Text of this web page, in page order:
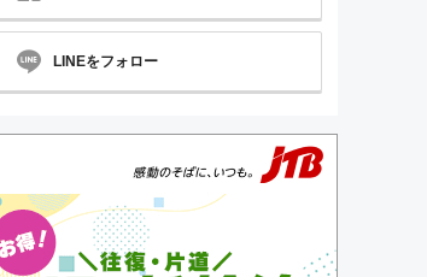
LINEをフォロー